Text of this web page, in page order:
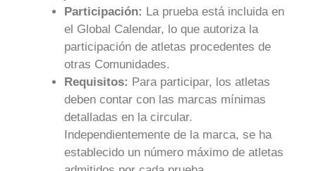
Participación: La prueba está incluida en
el Global Calendar, lo que autoriza la
participación de atletas procedentes de
otras Comunidades.
Requisitos: Para participar, los atletas
deben contar con las marcas mínimas
detalladas en la circular.
Independientemente de la marca, se ha
establecido un número máximo de atletas